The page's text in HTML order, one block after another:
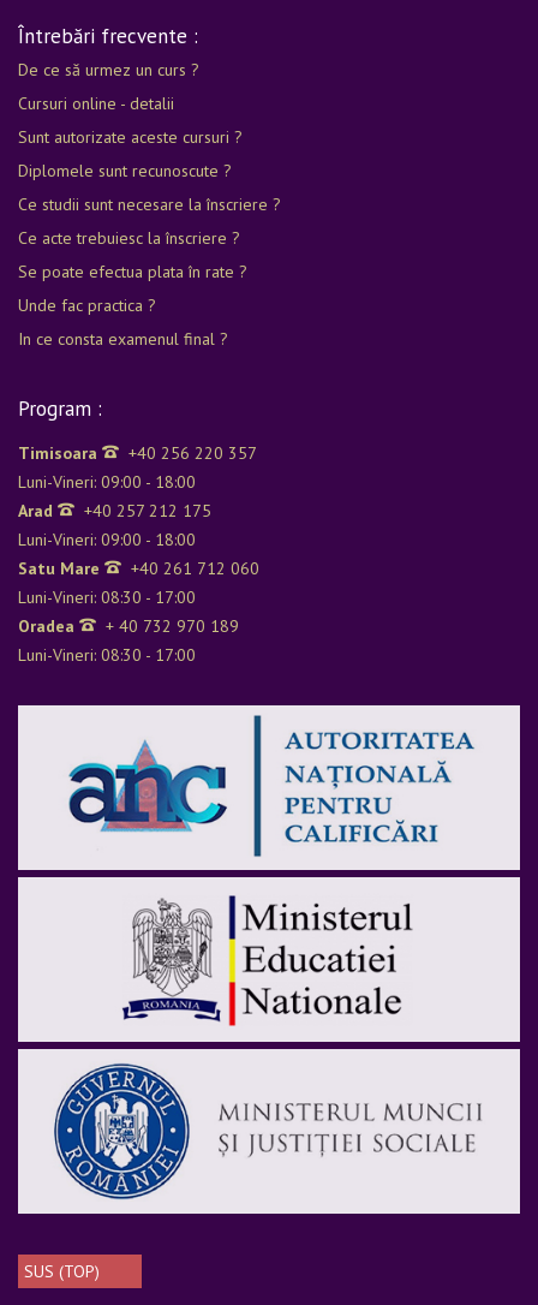
Întrebări frecvente :
De ce să urmez un curs ?
Cursuri online - detalii
Sunt autorizate aceste cursuri ?
Diplomele sunt recunoscute ?
Ce studii sunt necesare la înscriere ?
Ce acte trebuiesc la înscriere ?
Se poate efectua plata în rate ?
Unde fac practica ?
In ce consta examenul final ?
Program :
Timisoara
+40 256 220 357
Luni-Vineri: 09:00 - 18:00
Arad
+40 257 212 175
Luni-Vineri: 09:00 - 18:00
Satu Mare
+40 261 712 060
Luni-Vineri: 08:30 - 17:00
Oradea
+ 40 732 970 189
Luni-Vineri: 08:30 - 17:00
SUS (TOP)